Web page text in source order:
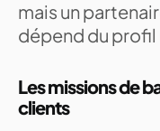
mais un
dépend du
Les missions de
clients